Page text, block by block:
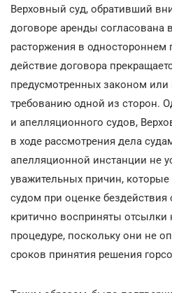
Верховный суд, обративший
договоре аренды согласована
расторжения в одностороннем
действие договора
предусмотренных законом
требованию одной из сторон.
и апелляционного судов,
в ходе рассмотрения дела
апелляционной инстанции не
уважительных причин,
судом при оценке
критично восприняты отсылки
процедуре, поскольку они не
сроков принятия решения